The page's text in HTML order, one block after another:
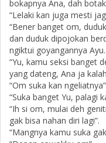
bokapnya Ana, dah
“Lelaki kan juga mesti
“Bener banget om,
dan duduk dipojokan
ngiktui goyangannya Ayu.
“Yu, kamu seksi banget
yang dateng, Ana ja
“Om suka kan
“Suka banget Yu, palagi
“Ih si om, mulai deh
gak bisa nahan diri lagi”.
“Mangnya kamu suka